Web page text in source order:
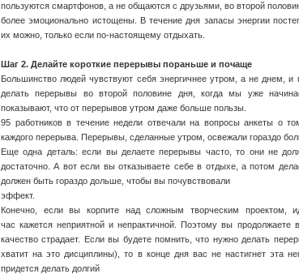
пользуются смартфонов, а не общаются с друзьями, во второй
более эмоционально истощены. В течение дня запасы энергии
их можно, только если по-настоящему отдыхать.
Шаг 2. Делайте короткие перерывы пораньше и почаще
Большинство людей чувствуют себя энергичнее утром, а не днем, и
делать перерывы во второй половине дня, когда мы уже
показывают, что от перерывов утром даже больше пользы.
95 работников в течение недели отвечали на вопросы анкеты о
каждого перерыва. Перерывы, сделанные утром, освежали гораздо
Еще одна деталь: если вы делаете перерывы часто, то они не
достаточно. А вот если вы отказываете себе в отдыхе, а потом
должен быть гораздо дольше, чтобы вы почувствовали
эффект.
Конечно, если вы корпите над сложным творческим проектом,
час кажется неприятной и непрактичной. Поэтому вы продолжаете
качество страдает. Если вы будете помнить, что нужно делать
хватит на это дисциплины), то в конце дня вас не настигнет эта
придется делать долгий